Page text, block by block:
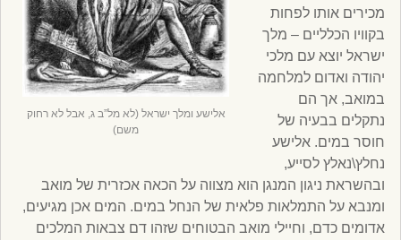
אלישע ומלך ישראל (לא מל”ב ג, אבל לא רחוק
משם)
מכירים אותו לפחות
בקוויו הכלליים – מלך
ישראל יוצא עם מלכי
יהודה ואדום למלחמה
במואב, אך הם
נתקלים בבעיה של
חוסר במים. אלישע
נחלץ\נאלץ לסייע,
ובהשראת ניגון המנגן הוא מצווה על הכאה אכזרית של מואב
ומנבא על התמלאות פלאית של הנחל במים. המים אכן מגיעים,
אדומים כדם, וחיילי מואב הבטוחים שזהו דם צבאות המלכים